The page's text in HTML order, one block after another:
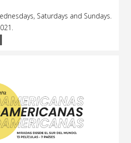
Saturdays and Sundays.